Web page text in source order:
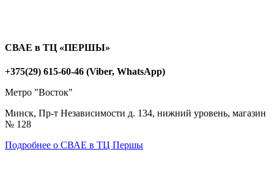
СВАЕ в ТЦ «ПЕРШЫ»
+375(29) 615-60-46 (Viber, WhatsApp)
Метро "Восток"
Минск, Пр-т Независимости д. 134, нижний уровень, магазин
№ 128
Подробнее о СВАЕ в ТЦ Першы